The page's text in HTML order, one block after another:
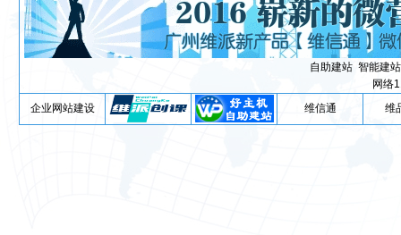
自助建站 智能建站
网络
企业网站建设
维信通 维